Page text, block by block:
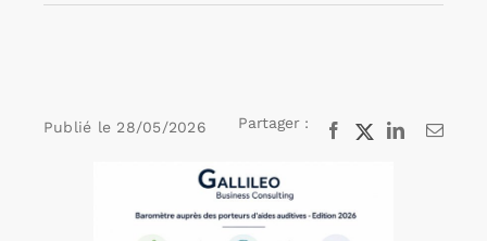
Publié le 28/05/2026 Partager : Facebook
X LinkedInEmail